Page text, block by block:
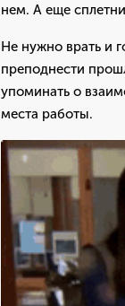
нем. А еще
Не нужно врать и
преподнести
упоминать о
места работы.